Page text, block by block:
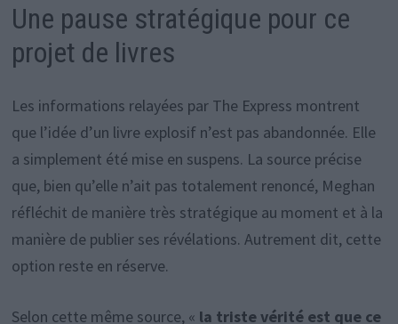
Une pause stratégique pour ce
projet de livres
Les informations relayées par The Express montrent
que l’idée d’un livre explosif n’est pas abandonnée. Elle
a simplement été mise en suspens. La source précise
que, bien qu’elle n’ait pas totalement renoncé, Meghan
réfléchit de manière très stratégique au moment et à la
manière de publier ses révélations. Autrement dit, cette
option reste en réserve.
Selon cette même source, « la triste vérité est que ce